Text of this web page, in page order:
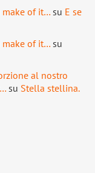
make of it… su E se
make of it… su
al nostro
su Stella stellina.